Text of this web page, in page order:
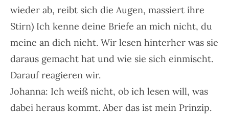
wieder ab, reibt sich die Augen, massiert ihre
Stirn) Ich kenne deine Briefe an mich nicht, du
meine an dich nicht. Wir lesen hinterher was sie
daraus gemacht hat und wie sie sich einmischt.
Darauf reagieren wir.
Johanna: Ich weiß nicht, ob ich lesen will, was
dabei heraus kommt. Aber das ist mein Prinzip.